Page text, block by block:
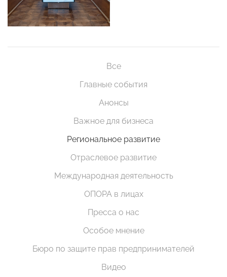
Все
Главные события
Анонсы
Важное для бизнеса
Региональное развитие
Отраслевое развитие
Международная деятельность
ОПОРА в лицах
Пресса о нас
Особое мнение
Бюро по защите прав предпринимателей
Видео